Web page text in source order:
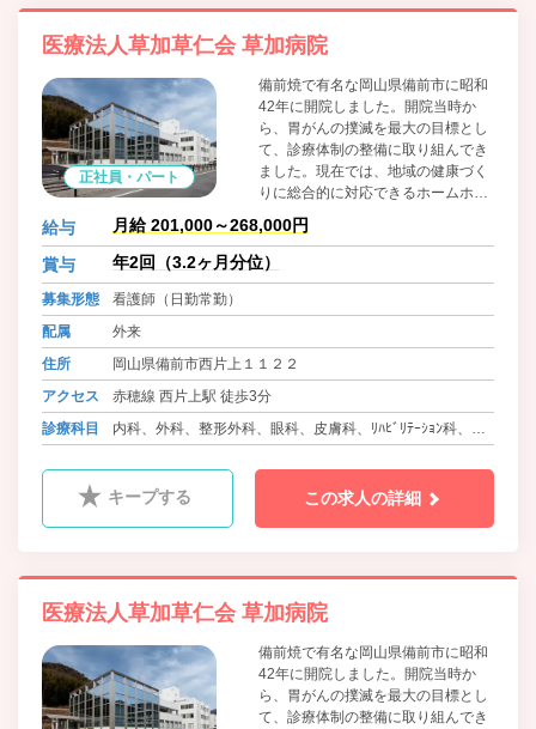
医療法人草加草仁会 草加病院
正社員・パート
備前焼で有名な岡山県備前市に昭和
42年に開院しました。開院当時か
ら、胃がんの撲滅を最大の目標とし
て、診療体制の整備に取り組んでき
ました。現在では、地域の健康づく
りに総合的に対応できるホームホス
ピタルとして、11診療科目を開設。
幅広い要望に対応しています。がん
をはじめとする病気の早期発見を目
指し、レントゲンや内視鏡検査、超
にも努めています。
給与 月給 201,000～268,000円
賞与 年2回（3.2ヶ月分位）
募集形態
看護師（日勤常勤）
配属
外来
住所
岡山県備前市西片上１１２２
アクセス
赤穂線 西片上駅 徒歩3分
診療科目
内科、外科、整形外科、眼科、皮膚科、ﾘﾊﾋﾞﾘﾃｰｼｮﾝ科、麻
キープする この求人の詳細
医療法人草加草仁会 草加病院
備前焼で有名な岡山県備前市に昭和
42年に開院しました。開院当時か
ら、胃がんの撲滅を最大の目標とし
て、診療体制の整備に取り組んでき